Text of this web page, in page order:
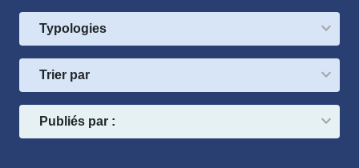
Typologies
Trier par
Publiés par :